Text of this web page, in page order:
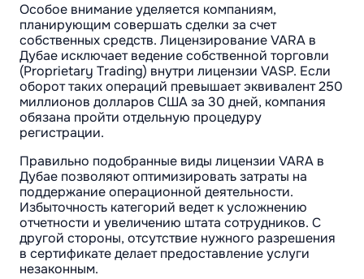
Особое внимание уделяется компаниям,
планирующим совершать сделки за счет
собственных средств. Лицензирование VARA в
Дубае исключает ведение собственной торговли
(Proprietary Trading) внутри лицензии VASP. Если
оборот таких операций превышает эквивалент 250
миллионов долларов США за 30 дней, компания
обязана пройти отдельную процедуру
регистрации.
Правильно подобранные виды лицензии VARA в
Дубае позволяют оптимизировать затраты на
поддержание операционной деятельности.
Избыточность категорий ведет к усложнению
отчетности и увеличению штата сотрудников. С
другой стороны, отсутствие нужного разрешения
в сертификате делает предоставление услуги
незаконным.